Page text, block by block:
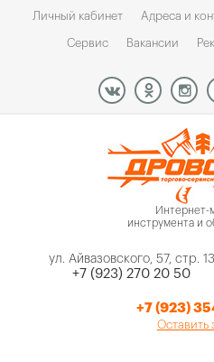
Личный кабинет Адреса и
Сервис Вакансии
Интернет-
инструмента и
ул. Айвазовского, 57, стр. 13
+7 (923) 270 20 50
+7 (923)
Оставить